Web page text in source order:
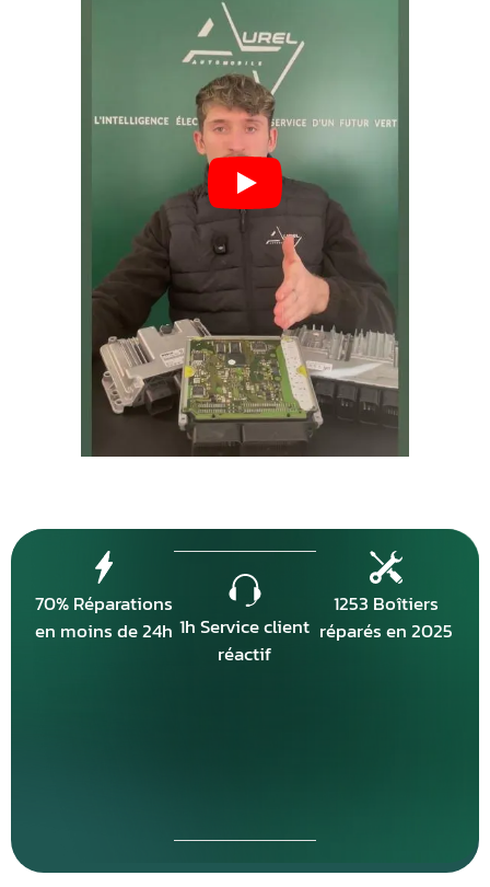
70% Réparations
en moins de 24h 1h Service client
réactif
1253 Boîtiers
réparés en 2025